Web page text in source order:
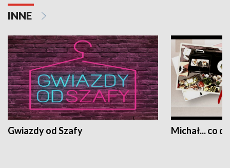
INNE
Gwiazdy od Szafy Michał... co